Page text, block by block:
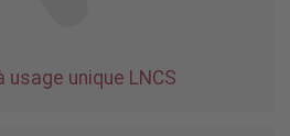
usage unique LNCS